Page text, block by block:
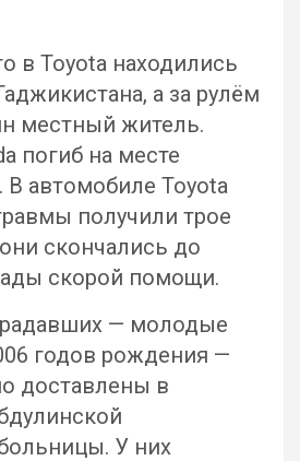
в Toyota находились
а за рулём
местный житель.
погиб на месте
В автомобиле Toyota
получили трое
скончались до
скорой помощи.
— молодые
годов рождения —
доставлены в
У них